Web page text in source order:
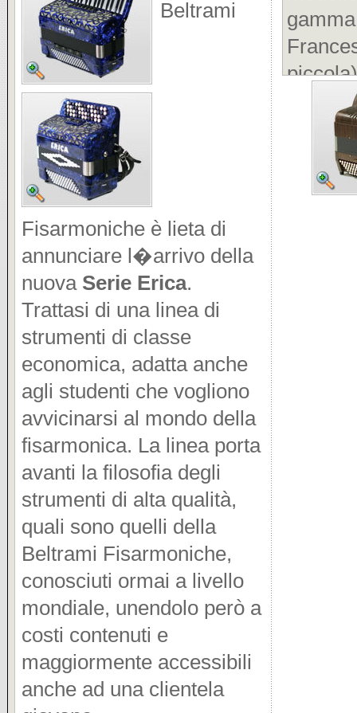
Beltrami
Fisarmoniche è lieta di
annunciare l�arrivo della
nuova Serie Erica.
Trattasi di una linea di
strumenti di classe
economica, adatta anche
agli studenti che vogliono
avvicinarsi al mondo della
fisarmonica. La linea porta
avanti la filosofia degli
strumenti di alta qualità,
quali sono quelli della
Beltrami Fisarmoniche,
conosciuti ormai a livello
mondiale, unendolo però a
costi contenuti e
maggiormente accessibili
anche ad una clientela
serie